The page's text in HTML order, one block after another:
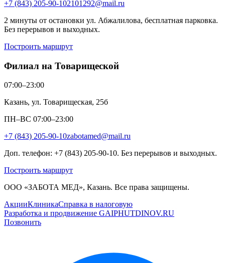
+7 (843) 205-90-102101292@mail.ru
2 минуты от остановки ул. Абжалилова, бесплатная парковка.
Без перерывов и выходных.
Построить маршрут
Филиал на Товарищеской
07:00–23:00
Казань, ул. Товарищеская, 25б
ПН–ВС 07:00–23:00
+7 (843) 205-90-10zabotamed@mail.ru
Доп. телефон: +7 (843) 205-90-10. Без перерывов и выходных.
Построить маршрут
ООО «ЗАБОТА МЕД», Казань. Все права защищены.
АкцииКлиникаСправка в налоговую
Разработка и продвижение GAIPHUTDINOV.RU
Позвонить